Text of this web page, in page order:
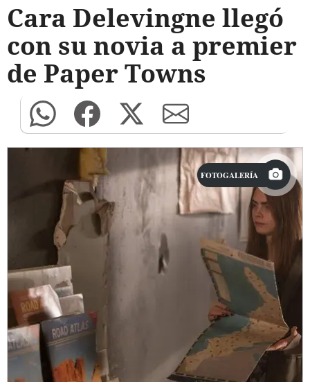
Cara Delevingne llegó
con su novia a premier
de Paper Towns
FOTOGALERÍA